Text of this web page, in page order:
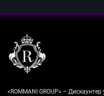
«ROMMANI GROUP» –